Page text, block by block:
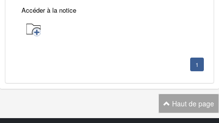
Accéder à la notice
1
Haut de page